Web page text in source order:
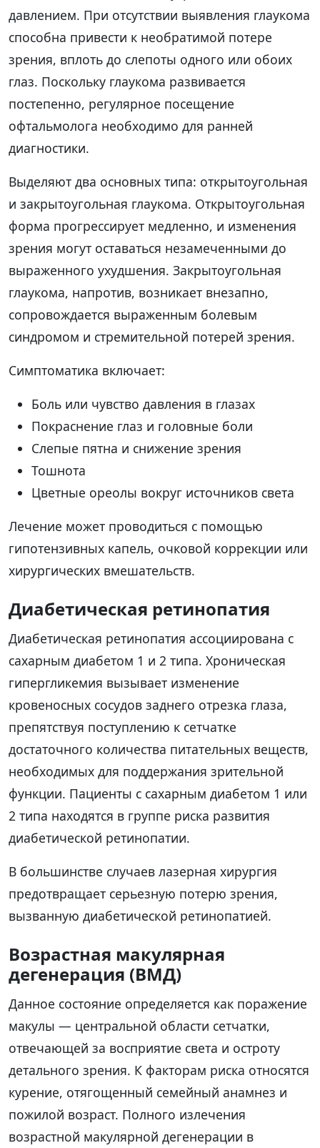
давлением. При отсутствии выявления глаукома
способна привести к необратимой потере
зрения, вплоть до слепоты одного или обоих
глаз. Поскольку глаукома развивается
постепенно, регулярное посещение
офтальмолога необходимо для ранней
диагностики.
Выделяют два основных типа: открытоугольная
и закрытоугольная глаукома. Открытоугольная
форма прогрессирует медленно, и изменения
зрения могут оставаться незамеченными до
выраженного ухудшения. Закрытоугольная
глаукома, напротив, возникает внезапно,
сопровождается выраженным болевым
синдромом и стремительной потерей зрения.
Симптоматика включает:
Боль или чувство давления в глазах
Покраснение глаз и головные боли
Слепые пятна и снижение зрения
Тошнота
Цветные ореолы вокруг источников света
Лечение может проводиться с помощью
гипотензивных капель, очковой коррекции или
хирургических вмешательств.
Диабетическая ретинопатия
Диабетическая ретинопатия ассоциирована с
сахарным диабетом 1 и 2 типа. Хроническая
гипергликемия вызывает изменение
кровеносных сосудов заднего отрезка глаза,
препятствуя поступлению к сетчатке
достаточного количества питательных веществ,
необходимых для поддержания зрительной
функции. Пациенты с сахарным диабетом 1 или
2 типа находятся в группе риска развития
диабетической ретинопатии.
В большинстве случаев лазерная хирургия
предотвращает серьезную потерю зрения,
вызванную диабетической ретинопатией.
Возрастная макулярная
дегенерация (ВМД)
Данное состояние определяется как поражение
макулы — центральной области сетчатки,
отвечающей за восприятие света и остроту
детального зрения. К факторам риска относятся
курение, отягощенный семейный анамнез и
пожилой возраст. Полного излечения
возрастной макулярной дегенерации в